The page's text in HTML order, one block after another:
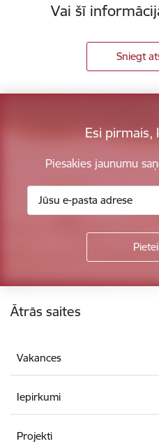
Vai šī
Sniegt
Esi pirmais,
Piesakies jaunumu
Ātrās saites
Vakances
Iepirkumi
Projekti